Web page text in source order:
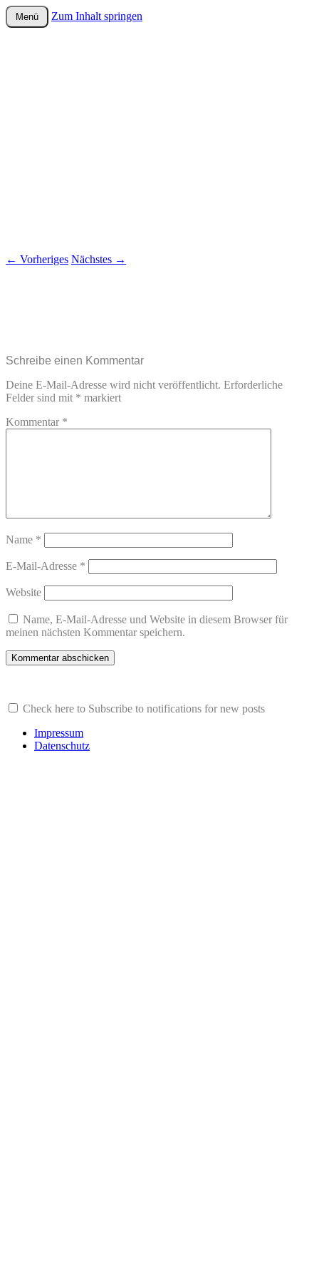
wurster-cartoon-blog.de
Menü Zum Inhalt springen
← Vorheriges Nächstes →
Schreibe einen Kommentar
Deine E-Mail-Adresse wird nicht veröffentlicht. Erforderliche
Felder sind mit * markiert
Kommentar *
Name *
E-Mail-Adresse *
Website
Name, E-Mail-Adresse und Website in diesem Browser für
meinen nächsten Kommentar speichern.
Check here to Subscribe to notifications for new posts
Impressum
Datenschutz